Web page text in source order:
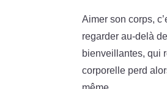
Aimer son corps,
regarder au-delà
bienveillantes, qui
corporelle perd